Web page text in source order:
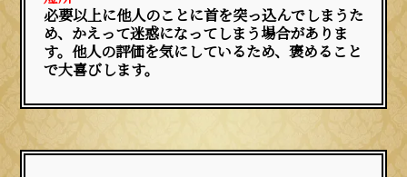
必要以上に他人のことに首を突っ込んでしまうた
め、かえって迷惑になってしまう場合がありま
す。他人の評価を気にしているため、褒めること
で大喜びします。